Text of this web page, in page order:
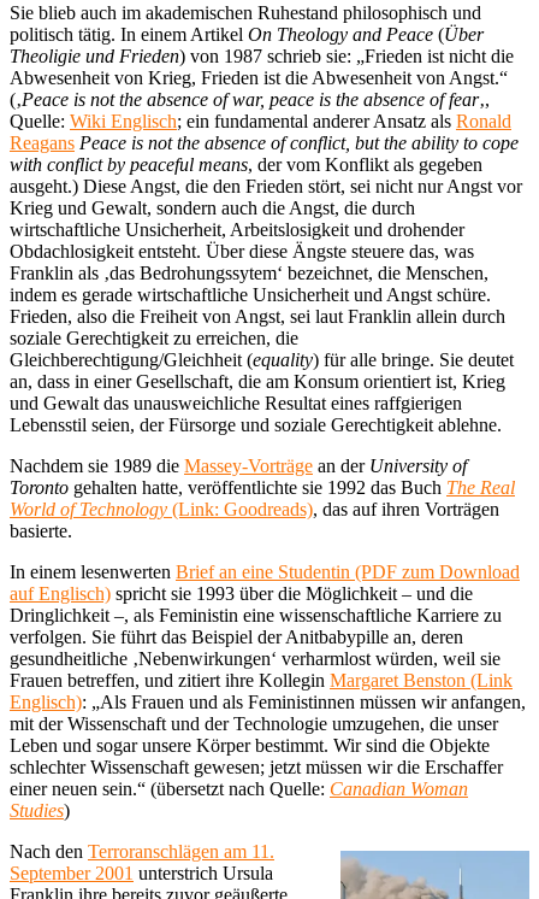
Sie blieb auch im akademischen Ruhestand philosophisch und
politisch tätig. In einem Artikel On Theology and Peace (Über
Theoligie und Frieden) von 1987 schrieb sie: „Frieden ist nicht die
Abwesenheit von Krieg, Frieden ist die Abwesenheit von Angst.“
(‚Peace is not the absence of war, peace is the absence of fear‚,
Quelle: Wiki Englisch; ein fundamental anderer Ansatz als Ronald
Reagans Peace is not the absence of conflict, but the ability to cope
with conflict by peaceful means, der vom Konflikt als gegeben
ausgeht.) Diese Angst, die den Frieden stört, sei nicht nur Angst vor
Krieg und Gewalt, sondern auch die Angst, die durch
wirtschaftliche Unsicherheit, Arbeitslosigkeit und drohender
Obdachlosigkeit entsteht. Über diese Ängste steuere das, was
Franklin als ‚das Bedrohungssytem‘ bezeichnet, die Menschen,
indem es gerade wirtschaftliche Unsicherheit und Angst schüre.
Frieden, also die Freiheit von Angst, sei laut Franklin allein durch
soziale Gerechtigkeit zu erreichen, die
Gleichberechtigung/Gleichheit (equality) für alle bringe. Sie deutet
an, dass in einer Gesellschaft, die am Konsum orientiert ist, Krieg
und Gewalt das unausweichliche Resultat eines raffgierigen
Lebensstil seien, der Fürsorge und soziale Gerechtigkeit ablehne.
Nachdem sie 1989 die Massey-Vorträge an der University of
Toronto gehalten hatte, veröffentlichte sie 1992 das Buch The Real
World of Technology (Link: Goodreads), das auf ihren Vorträgen
basierte.
In einem lesenwerten Brief an eine Studentin (PDF zum Download
auf Englisch) spricht sie 1993 über die Möglichkeit – und die
Dringlichkeit –, als Feministin eine wissenschaftliche Karriere zu
verfolgen. Sie führt das Beispiel der Anitbabypille an, deren
gesundheitliche ‚Nebenwirkungen‘ verharmlost würden, weil sie
Frauen betreffen, und zitiert ihre Kollegin Margaret Benston (Link
Englisch): „Als Frauen und als Feministinnen müssen wir anfangen,
mit der Wissenschaft und der Technologie umzugehen, die unser
Leben und sogar unsere Körper bestimmt. Wir sind die Objekte
schlechter Wissenschaft gewesen; jetzt müssen wir die Erschaffer
einer neuen sein.“ (übersetzt nach Quelle: Canadian Woman
Studies)
Nach den Terroranschlägen am 11.
September 2001 unterstrich Ursula
Franklin ihre bereits zuvor geäußerte